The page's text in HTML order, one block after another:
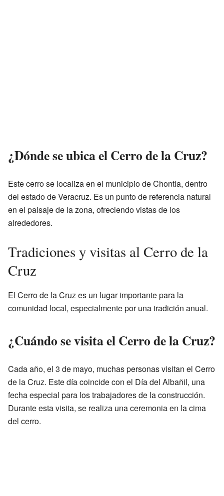
¿Dónde se ubica el Cerro de la Cruz?
Este cerro se localiza en el municipio de Chontla, dentro
del estado de Veracruz. Es un punto de referencia natural
en el paisaje de la zona, ofreciendo vistas de los
alrededores.
Tradiciones y visitas al Cerro de la
Cruz
El Cerro de la Cruz es un lugar importante para la
comunidad local, especialmente por una tradición anual.
¿Cuándo se visita el Cerro de la Cruz?
Cada año, el 3 de mayo, muchas personas visitan el Cerro
de la Cruz. Este día coincide con el Día del Albañil, una
fecha especial para los trabajadores de la construcción.
Durante esta visita, se realiza una ceremonia en la cima
del cerro.